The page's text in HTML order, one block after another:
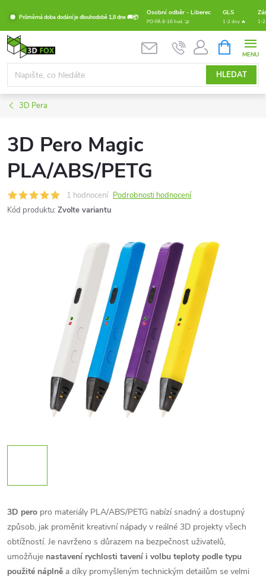
obsah
Průměrná doba dodání je dlouhodobě 1,8 dne 🚚📦
Osobní odběr - Liberec GLS
PO-PÁ 8-16 hod. 🤝 1-2 dny 🔥 1-
HLEDAT
NÁKUPNÍ
KOŠÍK
3D Pera
3D Pero Magic
PLA/ABS/PETG
1 hodnocení Podrobnosti hodnocení
Kód produktu: Zvolte variantu
3D pero pro materiály PLA/ABS/PETG nabízí snadný a dostupný
způsob, jak proměnit kreativní nápady v reálné 3D projekty všech
obtížností. Je navrženo s důrazem na bezpečnost uživatelů,
umožňuje nastavení rychlosti tavení i volbu teploty podle typu
použité náplně a díky promyšleným technickým detailům se velmi